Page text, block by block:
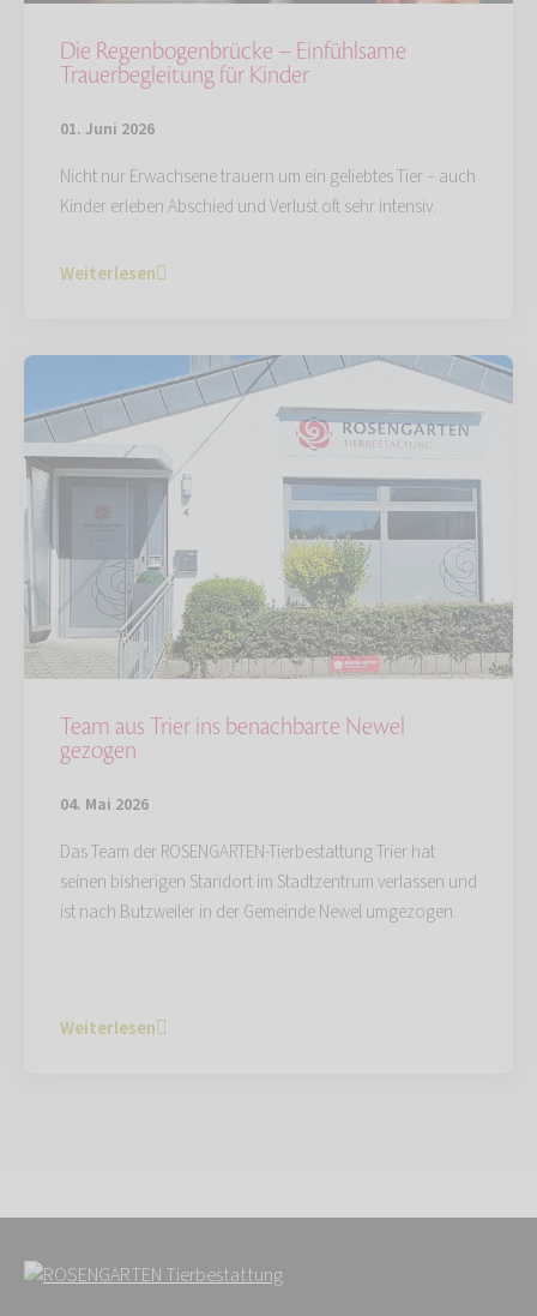
Die Regenbogenbrücke – Einfühlsame
Trauerbegleitung für Kinder
01. Juni 2026
Nicht nur Erwachsene trauern um ein geliebtes Tier – auch
Kinder erleben Abschied und Verlust oft sehr intensiv.
Weiterlesen
Team aus Trier ins benachbarte Newel
gezogen
04. Mai 2026
Das Team der ROSENGARTEN-Tierbestattung Trier hat
seinen bisherigen Standort im Stadtzentrum verlassen und
ist nach Butzweiler in der Gemeinde Newel umgezogen.
Weiterlesen